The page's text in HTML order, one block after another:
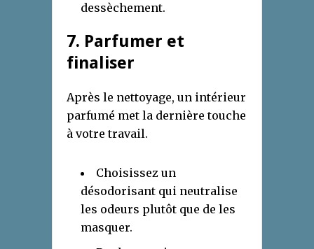
dessèchement.
7. Parfumer et
finaliser
Après le nettoyage, un intérieur
parfumé met la dernière touche
à votre travail.
Choisissez un
désodorisant qui neutralise
les odeurs plutôt que de les
masquer.